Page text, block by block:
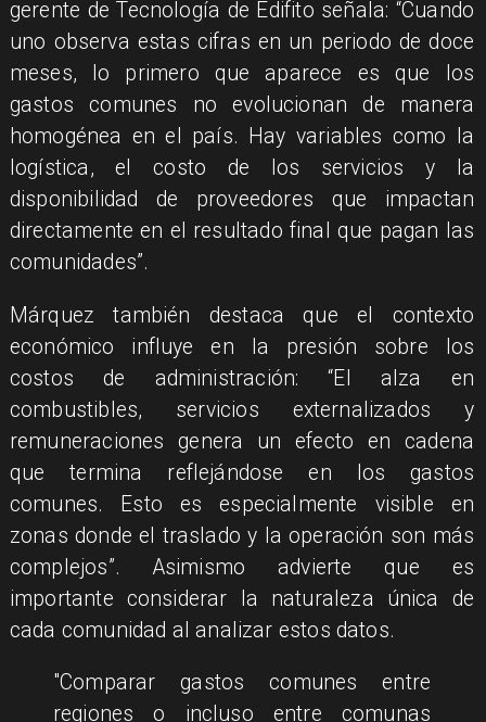
gerente de Tecnología de Edifito señala: “Cuando
uno observa estas cifras en un periodo de doce
meses, lo primero que aparece es que los
gastos comunes no evolucionan de manera
homogénea en el país. Hay variables como la
logística, el costo de los servicios y la
disponibilidad de proveedores que impactan
directamente en el resultado final que pagan las
comunidades”.
Márquez también destaca que el contexto
económico influye en la presión sobre los
costos de administración: “El alza en
combustibles, servicios externalizados y
remuneraciones genera un efecto en cadena
que termina reflejándose en los gastos
comunes. Esto es especialmente visible en
zonas donde el traslado y la operación son más
complejos”. Asimismo advierte que es
importante considerar la naturaleza única de
cada comunidad al analizar estos datos.
"Comparar gastos comunes entre
regiones o incluso entre comunas